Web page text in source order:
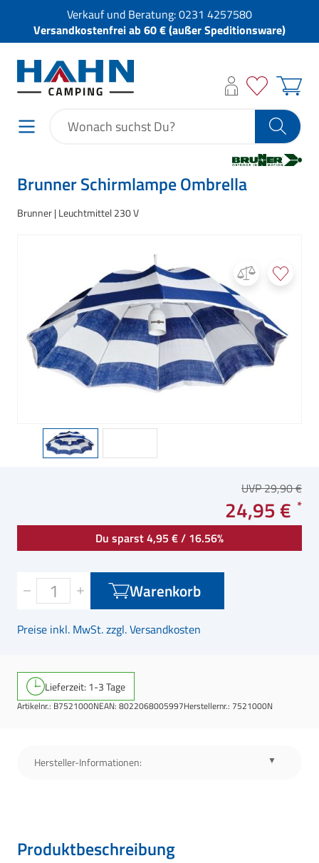
Verkauf und Beratung:0231 4257580
Versandkostenfrei ab 60 € (außer Speditionsware)
Brunner Schirmlampe Ombrella
Brunner Leuchtmittel 230 V
UVP 29,90 €
24,95 €
Du sparst 4,95 € / 16.56%
Warenkorb
Preise inkl. MwSt. zzgl. Versandkosten
Lieferzeit: 1-3 Tage
Artikelnr.: B7521000NEAN: 8022068005997Herstellernr.: 7521000N
Hersteller-Informationen:
Produktbeschreibung